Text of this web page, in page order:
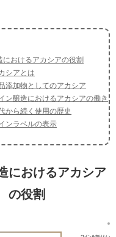
におけるアカシアの役割
シアとは
添加物としてのアカシア
ン醸造におけるアカシアの働き
から続く使用の歴史
ンラベルの表示
におけるアカシア
の役割